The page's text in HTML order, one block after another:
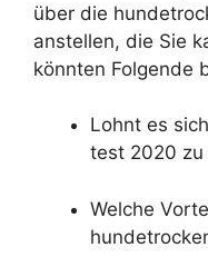
über die
anstellen, die Sie
könnten Folgende
Lohnt es
test 2020 zu
Welche